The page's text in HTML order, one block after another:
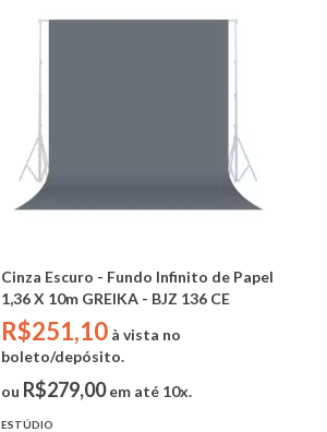
Cinza Escuro - Fundo Infinito de Papel
1,36 X 10m GREIKA - BJZ 136 CE
R$251,10 à vista no
boleto/depósito.
ou R$279,00em até 10x.
ESTÚDIO